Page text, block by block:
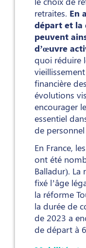
retraites. En
départ et la
peuvent
d’œuvre
quoi réduire
financière
évolutions
encourager
essentiel
de
En France,
ont été
Balladur).
fixé l’âge
la réforme
la durée de
de 2023 a
de départ à